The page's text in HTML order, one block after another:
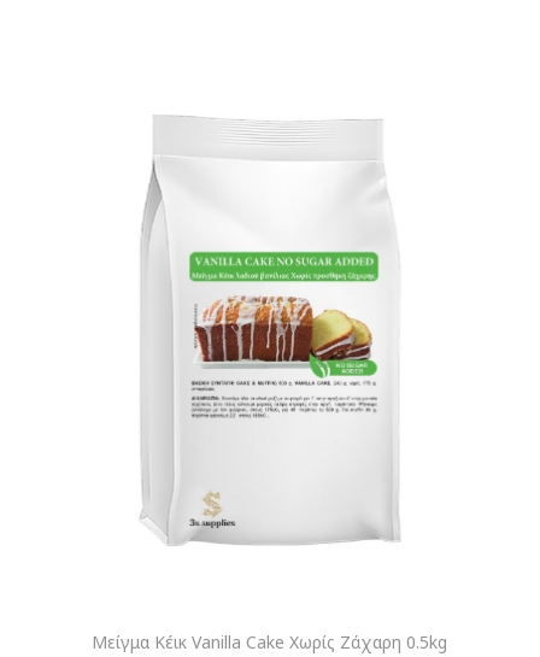
Μείγμα Κέικ Vanilla Cake Χωρίς Ζάχαρη 0.5kg